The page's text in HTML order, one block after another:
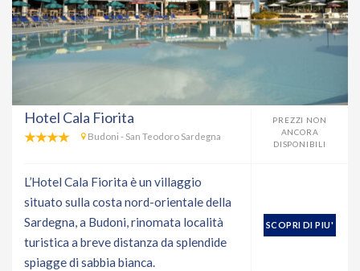
Hotel Cala Fiorita
Budoni - San Teodoro Sardegna
PREZZI NON
ANCORA
DISPONIBILI
L’Hotel Cala Fiorita è un villaggio
situato sulla costa nord-orientale della
Sardegna, a Budoni, rinomata località
turistica a breve distanza da splendide
spiagge di sabbia bianca.
SCOPRI DI PIU'